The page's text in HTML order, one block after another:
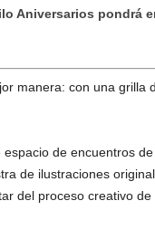
Aniversarios pondrá
manera: con una grilla
de encuentros
de ilustraciones
del proceso creativo